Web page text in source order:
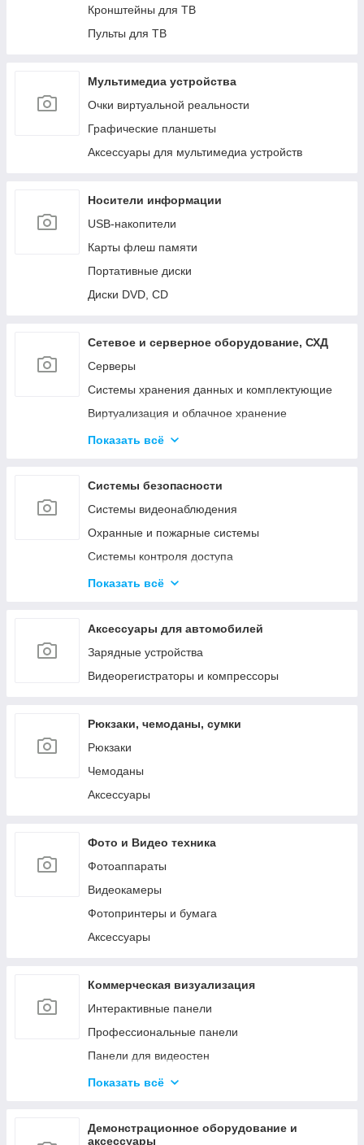
Кронштейны для ТВ
Пульты для ТВ
Мультимедиа устройства
Очки виртуальной реальности
Графические планшеты
Аксессуары для мультимедиа устройств
Носители информации
USB-накопители
Карты флеш памяти
Портативные диски
Диски DVD, CD
Сетевое и серверное оборудование, СХД
Cерверы
Системы хранения данных и комплектующие
Виртуализация и облачное хранение
Активное сетевое
Показать всё
Системы безопасности
Системы видеонаблюдения
Охранные и пожарные системы
Системы контроля доступа
Системы оповещения и аудиотрансляция
Показать всё
Аксессуары для автомобилей
Зарядные устройства
Видеорегистраторы и компрессоры
Рюкзаки, чемоданы, сумки
Рюкзаки
Чемоданы
Аксессуары
Фото и Видео техника
Фотоаппараты
Видеокамеры
Фотопринтеры и бумага
Аксессуары
Коммерческая визуализация
Интерактивные панели
Профессиональные панели
Панели для видеостен
Интерактивные мониторы
Управление сигналом
Показать всё
Демонстрационное оборудование и
аксессуары